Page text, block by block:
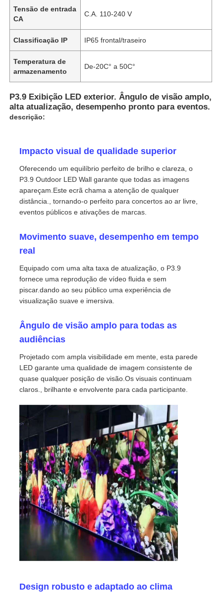
Produtos
Vídeos
Espetáculo VR
Sobre nós
Visita à Fábrica
Controle de qualidade
Contacte-nos
Notícias
Casos
Tensão de entrada
CA
C.A. 110-240 V
Classificação IP IP65 frontal/traseiro
Temperatura de
armazenamento
De-20C° a 50C°
P3.9 Exibição LED exterior. Ângulo de visão amplo,
alta atualização, desempenho pronto para eventos.
descrição:
Impacto visual de qualidade superior
Oferecendo um equilíbrio perfeito de brilho e clareza, o
P3.9 Outdoor LED Wall garante que todas as imagens
apareçam.Este ecrã chama a atenção de qualquer
distância., tornando-o perfeito para concertos ao ar livre,
eventos públicos e ativações de marcas.
Movimento suave, desempenho em tempo
real
Equipado com uma alta taxa de atualização, o P3.9
fornece uma reprodução de vídeo fluida e sem
piscar.dando ao seu público uma experiência de
visualização suave e imersiva.
Ângulo de visão amplo para todas as
audiências
Projetado com ampla visibilidade em mente, esta parede
LED garante uma qualidade de imagem consistente de
quase qualquer posição de visão.Os visuais continuam
claros., brilhante e envolvente para cada participante.
Design robusto e adaptado ao clima